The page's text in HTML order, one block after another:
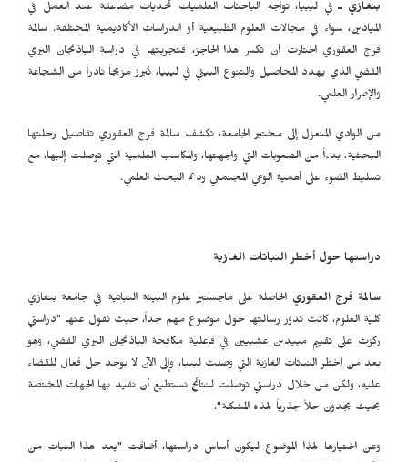
بنغازي ـ في ليبيا، تواجه الباحثات العلميات تحديات مضاعفة عند العمل في
الميادين، سواء في مجالات العلوم الطبيعية أو الدراسات الأكاديمية المختلفة. سالمة
فرج العقوري اختارت أن تكسر هذا الحاجز، فتجربتها في دراسة الباذنجان البري
الفضي الذي يهدد المحاصيل والتنوع البيئي في ليبيا، تُبرز مزيجاً نادراً من الشجاعة
والإصرار العلمي.
من الوادي المنعزل إلى مختبر الجامعة، تكشف سالمة فرج العقوري تفاصيل رحلتها
البحثية، بدءاً من الصعوبات التي واجهتها، والمكاسب العلمية التي توصلت إليها، مع
تسليط الضوء على أهمية الوعي المجتمعي ودعم البحث العلمي.
دراستها حول أخطر النباتات الغازية
سالمة فرج العقوري الحاصلة على ماجستير علوم البيئة النباتية في جامعة بنغازي
كلية العلوم، كانت تدور رسالتها حول موضوع مهم جداً، حيث تقول عنها "دراستي
ركزت على تقييم مبيدين عشبيين في فاعلية مكافحة الباذنجان البري الفضي، وهو
يعد من أخطر النباتات الغازية التي وصلت ليبيا، وإلى الآن لا يوجد حل فعال للقضاء
عليه، ولكن من خلال دراستي توصلت لنتائج نستطيع أن نفيد بها الجهات المختصة
بحيث يجدون حلاً جذرياً لهذه المشكلة".
وعن اختيارها لهذا الموضوع ليكون أساس دراستها، أضافت "يعد هذا النبات من